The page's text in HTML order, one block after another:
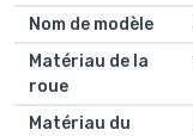
Nom de modèle
Matériau de la
roue
Matériau du